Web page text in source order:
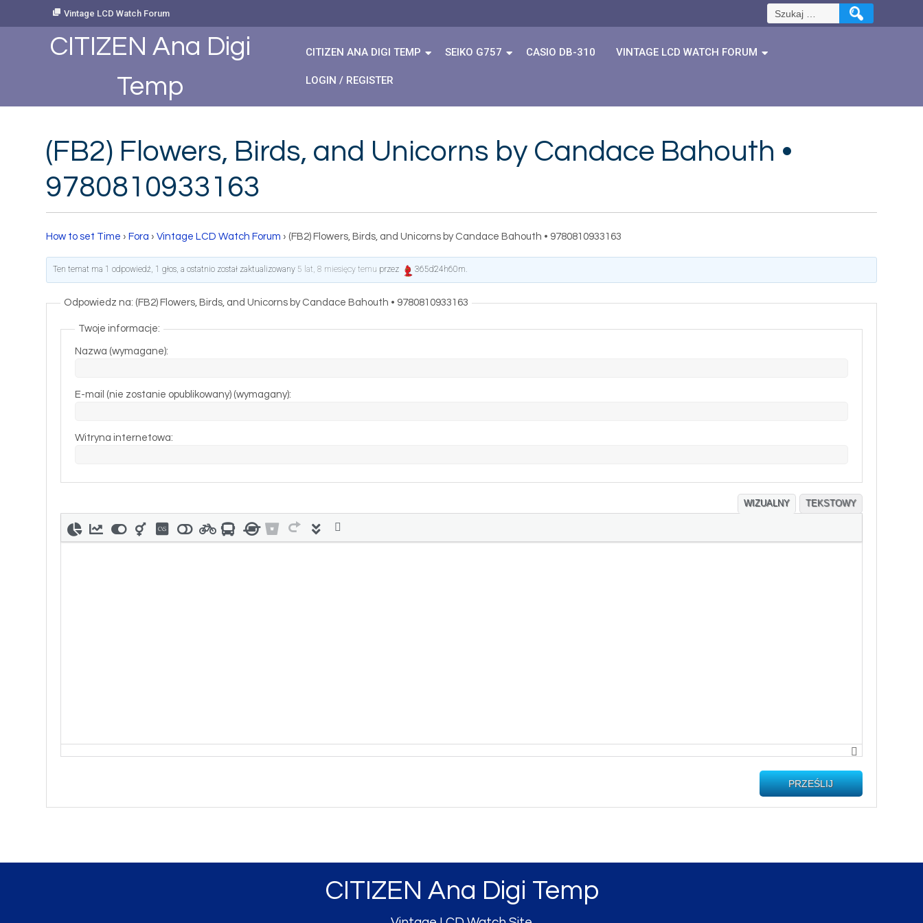
Vintage LCD Watch Forum Szukaj:
CITIZEN Ana Digi
Temp
CITIZEN ANA DIGI TEMP SEIKO G757 CASIO DB-310 VINTAGE LCD WATCH FORUM
LOGIN / REGISTER
(FB2) Flowers, Birds, and Unicorns by Candace Bahouth •
9780810933163
How to set Time › Fora › Vintage LCD Watch Forum › (FB2) Flowers, Birds, and Unicorns by Candace Bahouth • 9780810933163
Ten temat ma 1 odpowiedź, 1 głos, a ostatnio został zaktualizowany 5 lat, 8 miesięcy temu przez 365d24h60m.
Odpowiedz na: (FB2) Flowers, Birds, and Unicorns by Candace Bahouth • 9780810933163
Twoje informacje:
Nazwa (wymagane):
E-mail (nie zostanie opublikowany) (wymagany):
Witryna internetowa:
WIZUALNY TEKSTOWY
PRZEŚLIJ
CITIZEN Ana Digi Temp